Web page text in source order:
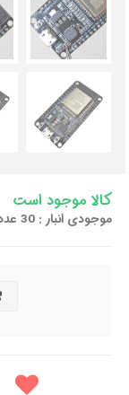
کالا موجود است
موجودی انبار : 30 عدد